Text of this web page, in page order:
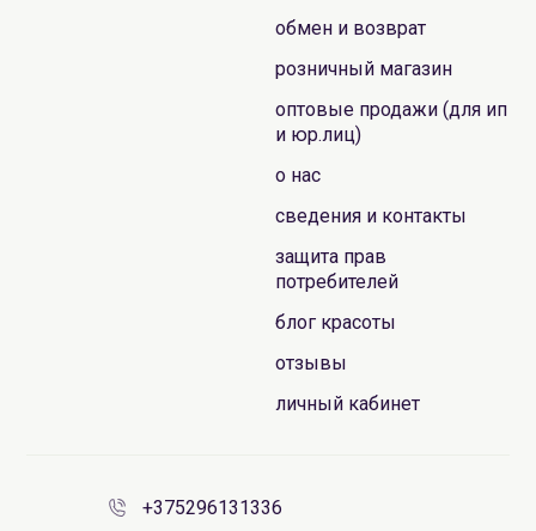
обмен и возврат
розничный магазин
оптовые продажи (для ип
и юр.лиц)
о нас
сведения и контакты
защита прав
потребителей
блог красоты
отзывы
личный кабинет
+375296131336